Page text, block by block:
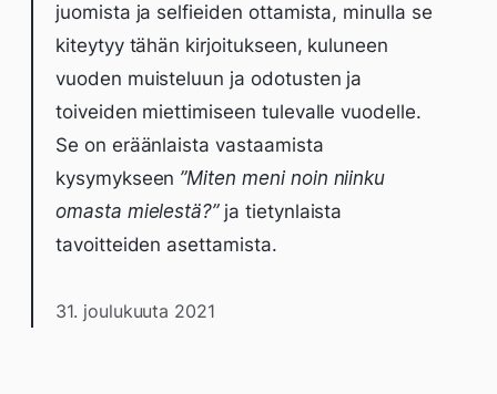
juomista ja selfieiden ottamista, minulla se
kiteytyy tähän kirjoitukseen, kuluneen
vuoden muisteluun ja odotusten ja
toiveiden miettimiseen tulevalle vuodelle.
Se on eräänlaista vastaamista
kysymykseen ”Miten meni noin niinku
omasta mielestä?”ja tietynlaista
tavoitteiden asettamista.
31. joulukuuta 2021